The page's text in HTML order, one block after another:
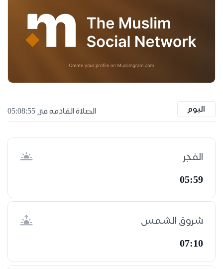
اليوم الصلاة القادمة في 05:08:54
الفجر
05:59
شروق الشمس
07:10